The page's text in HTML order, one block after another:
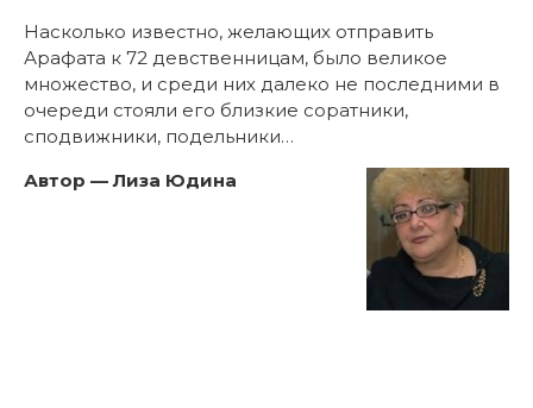
Насколько известно, желающих отправить
Арафата к 72 девственницам, было великое
множество, и среди них далеко не последними в
очереди стояли его близкие соратники,
сподвижники, подельники…
Автор — Лиза Юдина